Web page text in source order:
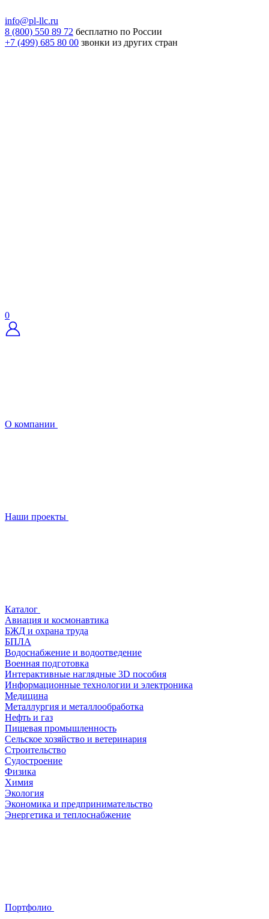
info@pl-llc.ru
8 (800) 550 89 72 бесплатно по России
+7 (499) 685 80 00 звонки из других стран
0
О компании
Наши проекты
Каталог
Авиация и космонавтика
БЖД и охрана труда
БПЛА
Водоснабжение и водоотведение
Военная подготовка
Интерактивные наглядные 3D пособия
Информационные технологии и электроника
Медицина
Металлургия и металлообработка
Нефть и газ
Пищевая промышленность
Сельское хозяйство и ветеринария
Строительство
Судостроение
Физика
Химия
Экология
Экономика и предпринимательство
Энергетика и теплоснабжение
Портфолио